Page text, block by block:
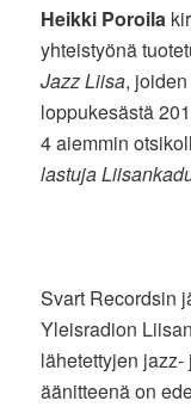
Heikki Poroila
yhteistyönä
Jazz Liisa,
loppukesästä
4 aiemmin
lastuja
Svart Recordsin
Yleisradion
lähetettyjen
äänitteenä on